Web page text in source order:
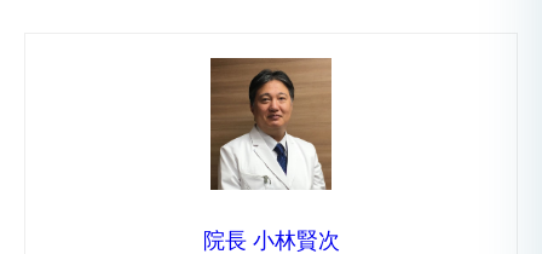
院長 小林賢次